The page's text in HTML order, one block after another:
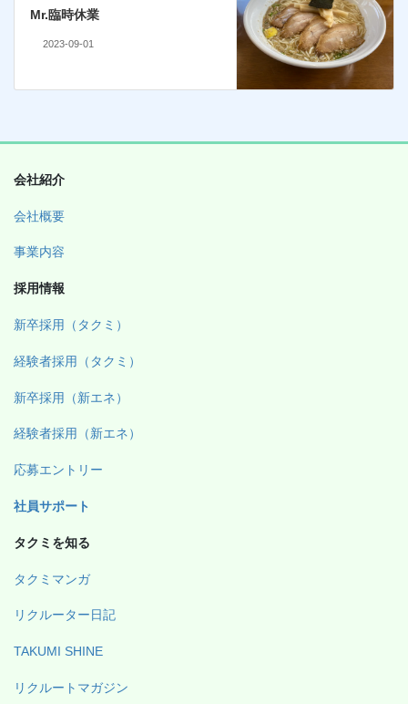
Mr.臨時休業
2023-09-01
会社紹介
会社概要
事業内容
採用情報
新卒採用（タクミ）
経験者採用（タクミ）
新卒採用（新エネ）
経験者採用（新エネ）
応募エントリー
社員サポート
タクミを知る
タクミマンガ
リクルーター日記
TAKUMI SHINE
リクルートマガジン